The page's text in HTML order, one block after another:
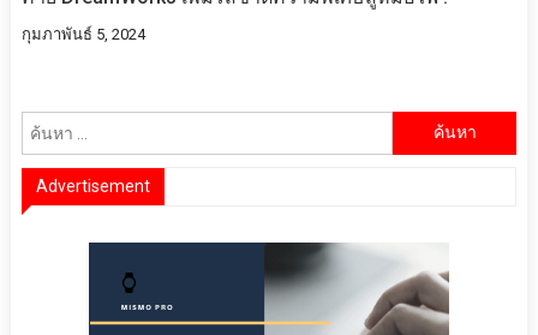
กุมภาพันธ์ 5, 2024
Advertisement